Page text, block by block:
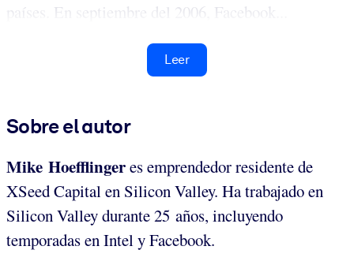
países. En septiembre del 2006, Facebook...
Leer
Sobre el autor
Mike Hoefflingeres emprendedor residente de
XSeed Capital en Silicon Valley. Ha trabajado en
Silicon Valley durante 25 años, incluyendo
temporadas en Intel y Facebook.